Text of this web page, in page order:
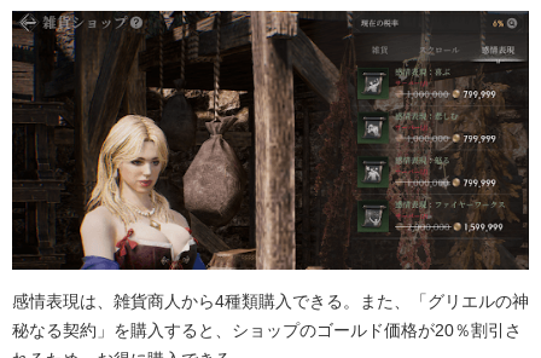
感情表現は、雑貨商人から4種類購入できる。また、「グリエルの神
秘なる契約」を購入すると、ショップのゴールド価格が20％割引さ